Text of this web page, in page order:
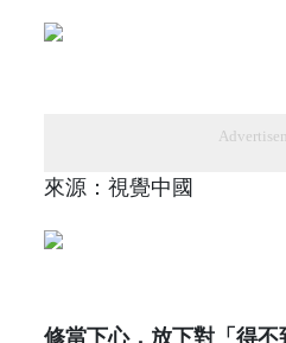
來源：視覺中國
修當下心，放下對「得不